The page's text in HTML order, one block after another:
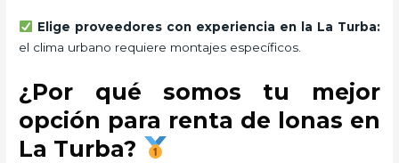
Elige proveedores con experiencia en la La Turba:
el clima urbano requiere montajes específicos.
¿Por qué somos tu mejor
opción para renta de lonas en
La Turba?